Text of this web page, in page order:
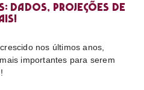
Dados, projeções de
nos últimos anos,
importantes para serem